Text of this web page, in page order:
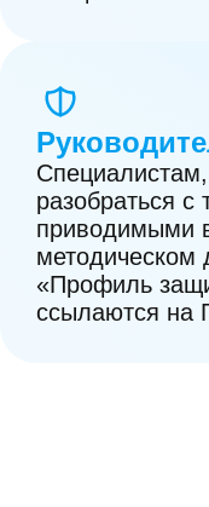
программного
15.
используемых
16.
разобраться с
приводимыми
«Профиль
ссылаются на